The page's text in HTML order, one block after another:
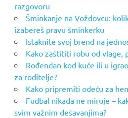
razgovoru
Šminkanje na Voždovcu:
izabereš pravu šminkerku
Istaknite svoj brend na
Kako zaštititi robu od vlage,
Rođendan kod kuće ili u
za roditelje?
Kako pripremiti odeću za
Fudbal nikada ne miruje –
svim važnim dešavanjima?